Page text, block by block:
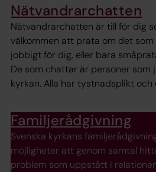
Nätvandrarchatten
Nätvandrarchatten är till för dig
välkommen att prata om det
jobbigt för dig, eller bara
De som chattar är personer som
kyrkan. Alla har tystnadsplikt och
Familjerådgivning
Svenska kyrkans
möjligheter att genom samtal
problem som uppstått i